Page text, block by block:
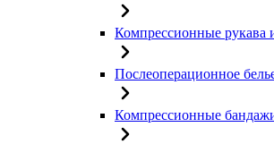
Компрессионные рукава
Послеоперационное
Компрессионные